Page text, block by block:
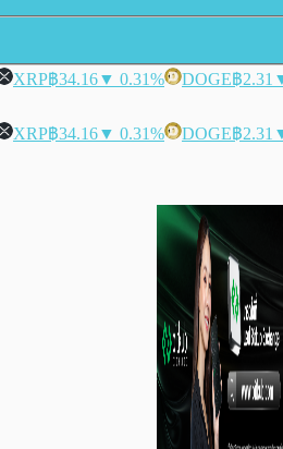
XRP฿34.16▼ 0.31% DOGE฿2.31
XRP฿34.16▼ 0.31% DOGE฿2.31